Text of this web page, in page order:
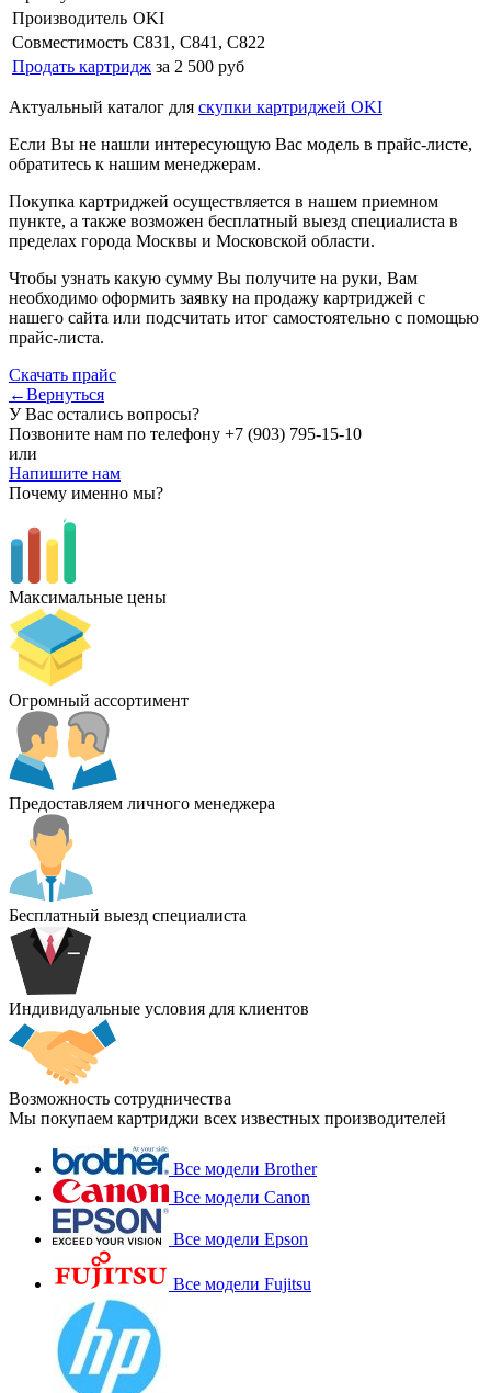
Производитель OKI
Совместимость C831, C841, C822
Продать картридж за 2 500 руб
Актуальный каталог для скупки картриджей OKI
Если Вы не нашли интересующую Вас модель в прайс-листе,
обратитесь к нашим менеджерам.
Покупка картриджей осуществляется в нашем приемном
пункте, а также возможен бесплатный выезд специалиста в
пределах города Москвы и Московской области.
Чтобы узнать какую сумму Вы получите на руки, Вам
необходимо оформить заявку на продажу картриджей с
нашего сайта или подсчитать итог самостоятельно с помощью
прайс-листа.
Скачать прайс
←Вернуться
У Вас остались вопросы?
Позвоните нам по телефону +7 (903) 795-15-10
или
Напишите нам
Почему именно мы?
Максимальные цены
Огромный ассортимент
Предоставляем личного менеджера
Бесплатный выезд специалиста
Индивидуальные условия для клиентов
Возможность сотрудничества
Мы покупаем картриджи всех известных производителей
Все модели Brother
Все модели Canon
Все модели Epson
Все модели Fujitsu